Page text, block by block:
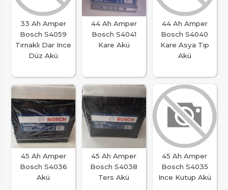
33 Ah Amper
Bosch S4059
Tırnaklı Dar Ince
Düz Akü
44 Ah Amper
Bosch S4041
Kare Akü
44 Ah Amper
Bosch S4040
Kare Asya Tip
Akü
45 Ah Amper
Bosch S4036
Akü
45 Ah Amper
Bosch S4038
Ters Akü
45 Ah Amper
Bosch S4035
Ince Kutup Akü